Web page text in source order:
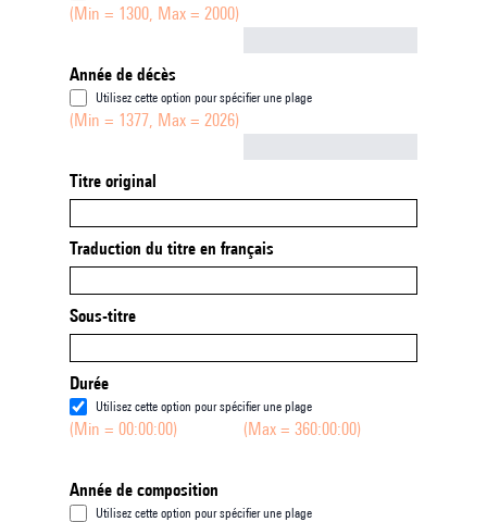
(Min = 1300, Max = 2000)
Année de décès
Utilisez cette option pour spécifier une plage
(Min = 1377, Max = 2026)
Titre original
Traduction du titre en français
Sous-titre
Durée
Utilisez cette option pour spécifier une plage
(Min = 00:00:00) (Max = 360:00:00)
Année de composition
Utilisez cette option pour spécifier une plage